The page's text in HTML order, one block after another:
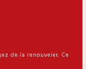
de la renouveler. Ce